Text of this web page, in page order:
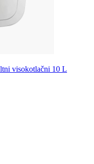
visokotlačni 10 L